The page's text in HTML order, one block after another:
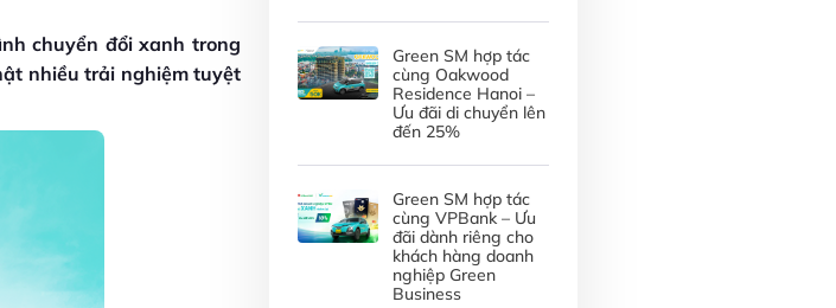
chuyển đổi xanh trong
nhiều trải nghiệm tuyệt
Green SM hợp tác
cùng Oakwood
Residence Hanoi –
Ưu đãi di chuyển lên
đến 25%
Green SM hợp tác
cùng VPBank – Ưu
đãi dành riêng cho
khách hàng doanh
nghiệp Green
Business